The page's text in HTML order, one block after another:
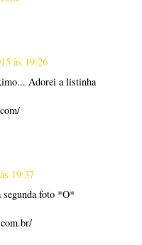
às 19:26
Adorei a listinha
19:37
foto *O*